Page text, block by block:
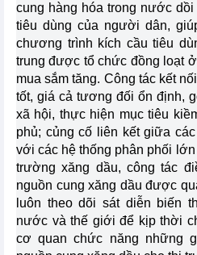
cung hàng hóa trong nước
tiêu dùng của người dân,
chương trình kích cầu tiêu
trung được tổ chức đồng loạt
mua sắm tăng. Công tác kết
tốt, giá cả tương đối ổn định,
xã hội, thực hiện mục tiêu
phủ; củng cố liên kết giữa
với các hệ thống phân phối
trường xăng dầu, công tác
nguồn cung xăng dầu được
luôn theo dõi sát diễn biến
nước và thế giới để kịp thời
cơ quan chức năng những